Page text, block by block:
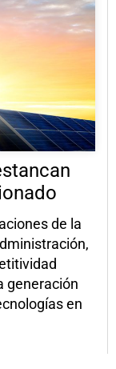
de la
generación
en